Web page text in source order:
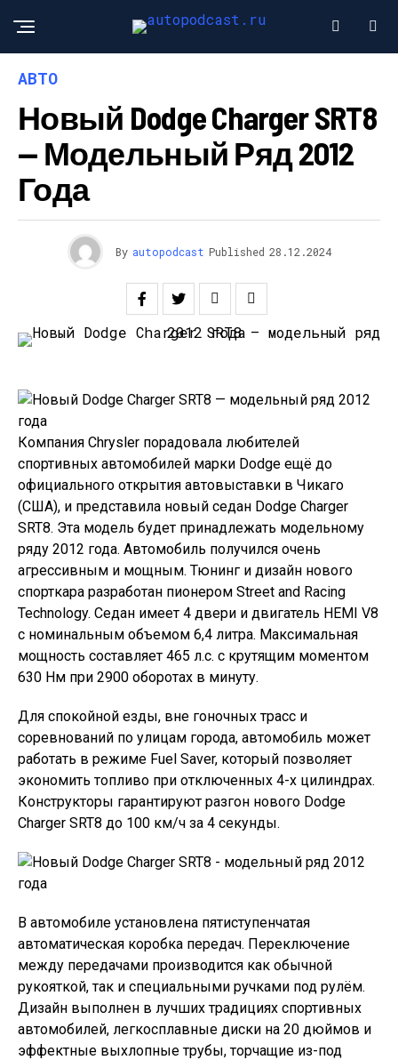
АВТО
Новый Dodge Charger SRT8
— Модельный Ряд 2012
Года
By autopodcast Published 28.12.2024
Компания Chrysler порадовала любителей
спортивных автомобилей марки Dodge ещё до
официального открытия автовыставки в Чикаго
(США), и представила новый седан Dodge Charger
SRT8. Эта модель будет принадлежать модельному
ряду 2012 года. Автомобиль получился очень
агрессивным и мощным. Тюнинг и дизайн нового
спорткара разработан пионером Street and Racing
Technology. Седан имеет 4 двери и двигатель HEMI V8
с номинальным объемом 6,4 литра. Максимальная
мощность составляет 465 л.с. с крутящим моментом
630 Нм при 2900 оборотах в минуту.
Для спокойной езды, вне гоночных трасс и
соревнований по улицам города, автомобиль может
работать в режиме Fuel Saver, который позволяет
экономить топливо при отключенных 4-х цилиндрах.
Конструкторы гарантируют разгон нового Dodge
Charger SRT8 до 100 км/ч за 4 секунды.
В автомобиле установлена пятиступенчатая
автоматическая коробка передач. Переключение
между передачами производится как обычной
рукояткой, так и специальными ручками под рулём.
Дизайн выполнен в лучших традициях спортивных
автомобилей, легкосплавные диски на 20 дюймов и
эффектные выхлопные трубы, торчащие из-под